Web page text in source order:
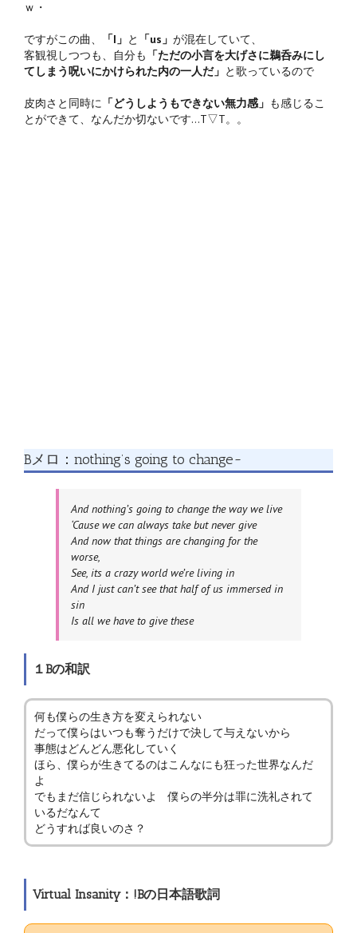
ｗ・
ですがこの曲、 「I」 と 「us」 が混在していて、
客観視しつつも、自分も 「ただの小言を大げさに鵜呑みにし
てしまう呪いにかけられた内の一人だ」 と歌っているので
皮肉さと同時に 「どうしようもできない無力感」 も感じるこ
とができて、なんだか切ないです…T▽T。。
Bメロ：nothing’s going to change~
And nothing’s going to change the way we live
‘Cause we can always take but never give
And now that things are changing for the
worse,
See, its a crazy world we’re living in
And I just can’t see that half of us immersed in
sin
Is all we have to give these
１Bの和訳
何も僕らの生き方を変えられない
だって僕らはいつも奪うだけで決して与えないから
事態はどんどん悪化していく
ほら、僕らが生きてるのはこんなにも狂った世界なんだ
よ
でもまだ信じられないよ 僕らの半分は罪に洗礼されて
いるだなんて
どうすれば良いのさ？
Virtual Insanity：!Bの日本語歌詞